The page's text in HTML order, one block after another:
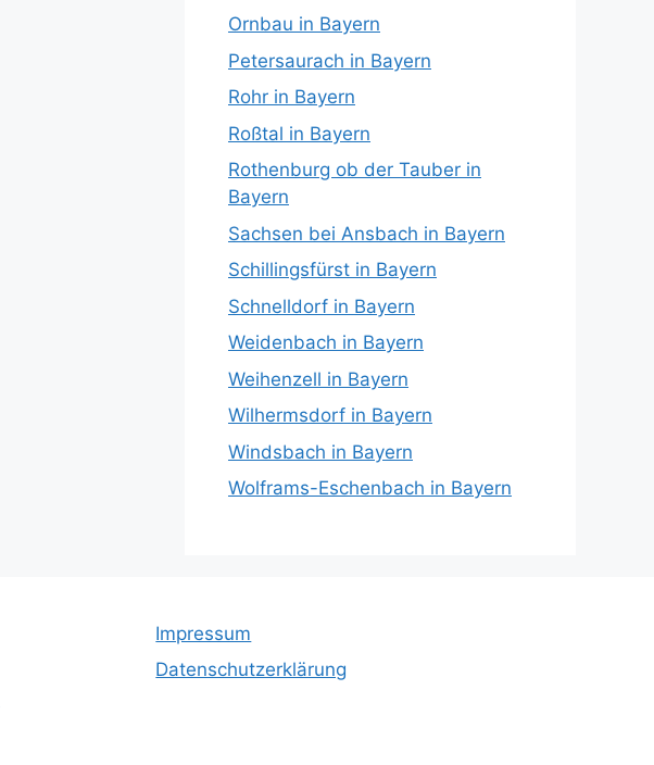
Ornbau in Bayern
Petersaurach in Bayern
Rohr in Bayern
Roßtal in Bayern
Rothenburg ob der Tauber in
Bayern
Sachsen bei Ansbach in Bayern
Schillingsfürst in Bayern
Schnelldorf in Bayern
Weidenbach in Bayern
Weihenzell in Bayern
Wilhermsdorf in Bayern
Windsbach in Bayern
Wolframs-Eschenbach in Bayern
Impressum
Datenschutzerklärung